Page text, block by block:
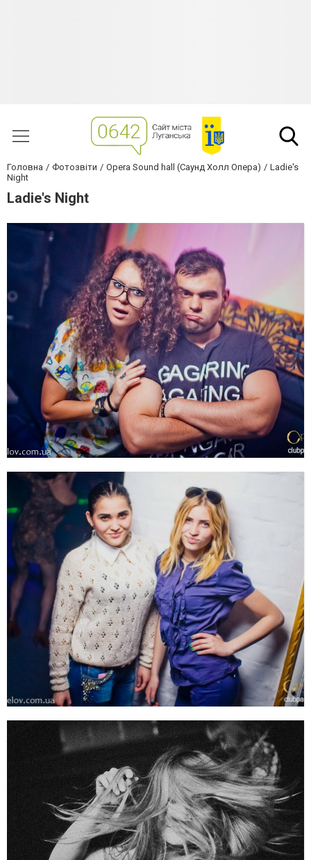
Головна Фотозвіти Opera Sound hall (Саунд Холл Опера)
Ladie's
Night
Ladie's Night